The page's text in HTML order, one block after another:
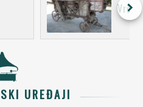
keyboard_arrow_right
UREĐAJI